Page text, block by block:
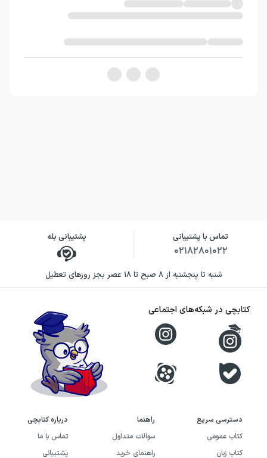
تماس با پشتیبانی
۰۲۱۸۲۸۰۱۰۲۲
پشتیبانی بله
شنبه تا پنجشنبه از ۸ صبح تا ۱۸ عصر بجز روزهای تعطیل
دسترسی سریع
کتاب عمومی
کتاب زبان
راهنما
سوالات متداول
راهنمای خرید
درباره کتابچی
تماس با ما
پشتیبانی
کتابچی در شبکه‌های اجتماعی